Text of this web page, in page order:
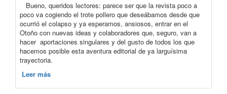
Bueno, queridos lectores: parece ser que la revista poco a
poco va cogiendo el trote pollero que deseábamos desde que
ocurrió el colapso y ya esperamos, ansiosos, entrar en el
Otoño con nuevas ideas y colaboradores que, seguro, van a
hacer aportaciones singulares y del gusto de todos los que
hacemos posible esta aventura editorial de ya larguísima
trayectoria.
Leer más